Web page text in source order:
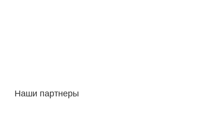
Наши партнеры